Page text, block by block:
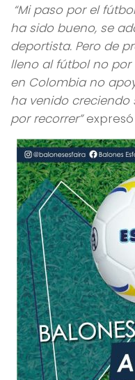
“Mi paso por el fú
ha sido bueno, se
deportista. Pero de
lleno al fútbol no por
en Colombia no
ha venido
por recorrer”